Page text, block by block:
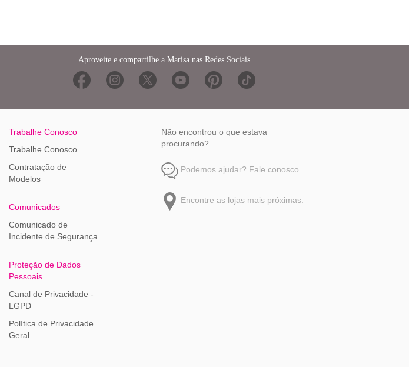
Aproveite e compartilhe a Marisa nas Redes Sociais
Não encontrou o que estava
procurando?
Podemos ajudar? Fale conosco.
Encontre as lojas mais próximas.
Trabalhe Conosco
Trabalhe Conosco
Contratação de
Modelos
Comunicados
Comunicado de
Incidente de Segurança
Proteção de Dados
Pessoais
Canal de Privacidade -
LGPD
Política de Privacidade
Geral